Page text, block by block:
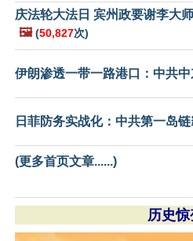
庆法轮大法日 宾州政要谢李大
🖼️ (50,827次)
伊朗渗透一带一路港口：中共
日菲防务实战化：中共第一岛
(更多首页文章......)
历史惊